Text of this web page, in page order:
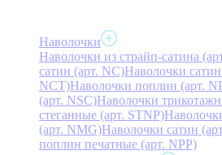
Наволочки
Наволочки из страйп-сатина
сатин (арт. NC)Наволочки
NCT)Наволочки поплин (арт.
(арт. NSC)Наволочки
стеганные (арт. STNP)
(арт. NMG)Наволочки сатин
поплин печатные (арт. NPP)